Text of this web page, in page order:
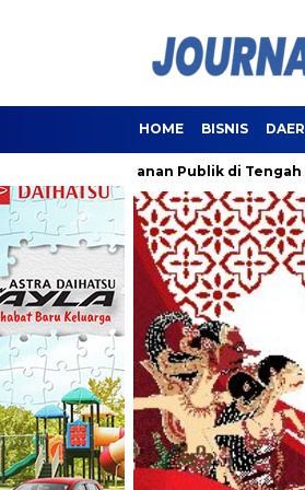
HOME BISNIS
Pelayanan Publik di Tengah